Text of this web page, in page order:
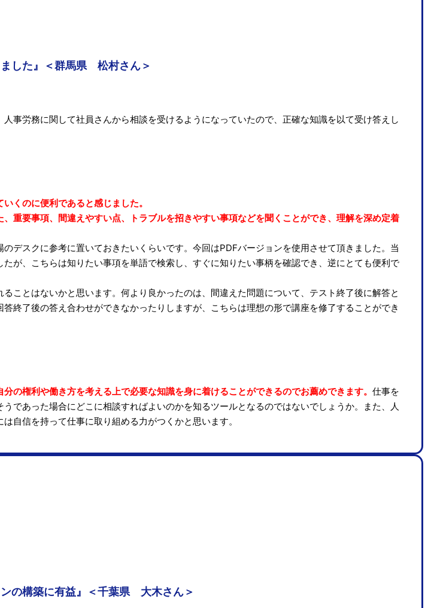
ました』＜群馬県 松村さん＞
事労務に関して社員さんから相談を受けるようになっていたので、正確な知識を以て受け答えし
くのに便利であると感じました。
重要事項、間違えやすい点、トラブルを招きやすい事項などを聞くことができ、理解を深め定着
デスクに参考に置いておきたいくらいです。今回はPDFバージョンを使用させて頂きました。当
が、こちらは知りたい事項を単語で検索し、すぐに知りたい事柄を確認でき、逆にとても便利で
ことはないかと思います。何より良かったのは、間違えた問題について、テスト終了後に解答と
終了後の答え合わせができなかったりしますが、こちらは理想の形で講座を修了することができ
の権利や働き方を考える上で必要な知識を身に着けることができるのでお薦めできます。 仕事を
であった場合にどこに相談すればよいのかを知るツールとなるのではないでしょうか。また、人
自信を持って仕事に取り組める力がつくかと思います。
ンの構築に有益』＜千葉県 大木さん＞